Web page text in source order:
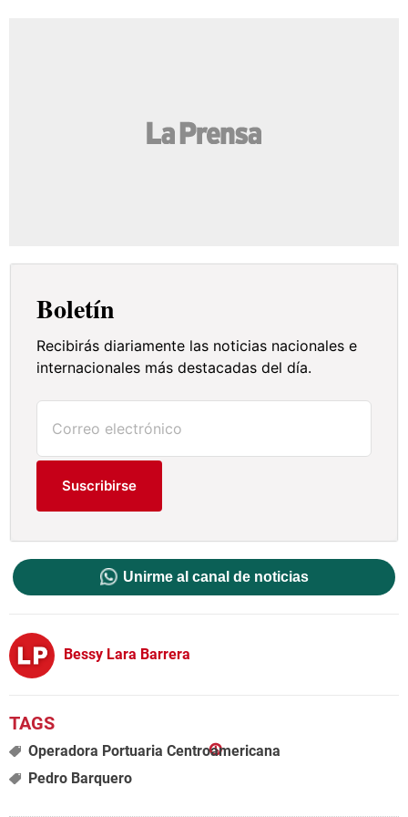
Boletín
Recibirás diariamente las noticias nacionales e
internacionales más destacadas del día.
Suscribirse
Unirme al canal de noticias
Bessy Lara Barrera
Operadora Portuaria Centroamericana
Pedro Barquero